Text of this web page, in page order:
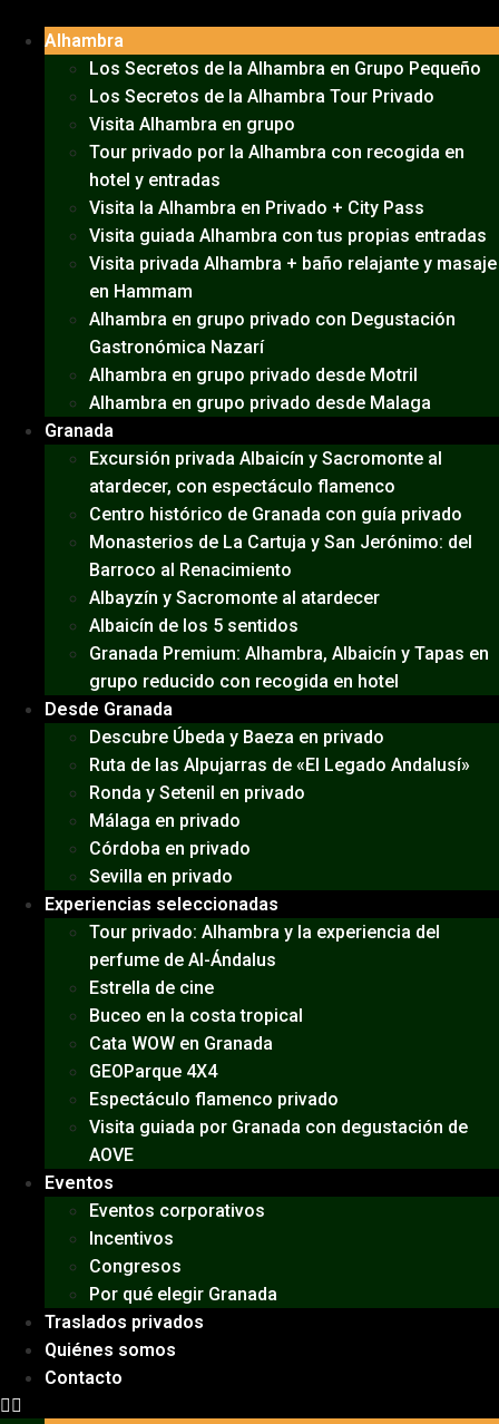
Alhambra
Los Secretos de la Alhambra en Grupo Pequeño
Los Secretos de la Alhambra Tour Privado
Visita Alhambra en grupo
Tour privado por la Alhambra con recogida en
hotel y entradas
Visita la Alhambra en Privado + City Pass
Visita guiada Alhambra con tus propias entradas
Visita privada Alhambra + baño relajante y masaje
en Hammam
Alhambra en grupo privado con Degustación
Gastronómica Nazarí
Alhambra en grupo privado desde Motril
Alhambra en grupo privado desde Malaga
Granada
Excursión privada Albaicín y Sacromonte al
atardecer, con espectáculo flamenco
Centro histórico de Granada con guía privado
Monasterios de La Cartuja y San Jerónimo: del
Barroco al Renacimiento
Albayzín y Sacromonte al atardecer
Albaicín de los 5 sentidos
Granada Premium: Alhambra, Albaicín y Tapas en
grupo reducido con recogida en hotel
Desde Granada
Descubre Úbeda y Baeza en privado
Ruta de las Alpujarras de «El Legado Andalusí»
Ronda y Setenil en privado
Málaga en privado
Córdoba en privado
Sevilla en privado
Experiencias seleccionadas
Tour privado: Alhambra y la experiencia del
perfume de Al-Ándalus
Estrella de cine
Buceo en la costa tropical
Cata WOW en Granada
GEOParque 4X4
Espectáculo flamenco privado
Visita guiada por Granada con degustación de
AOVE
Eventos
Eventos corporativos
Incentivos
Congresos
Por qué elegir Granada
Traslados privados
Quiénes somos
Contacto